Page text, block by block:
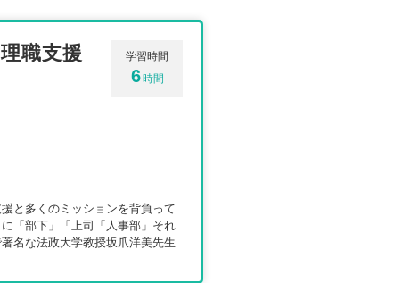
職支援 学習時間
6時間
と多くのミッションを背負って
「部下」「上司「人事部」それ
名な法政大学教授坂爪洋美先生